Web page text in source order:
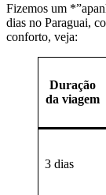
Fizemos um
dias no Paraguai,
conforto, veja:
Duração
da viagem
3 dias